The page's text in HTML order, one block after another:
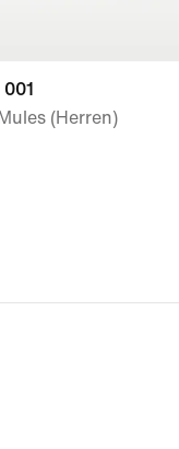
(Herren)